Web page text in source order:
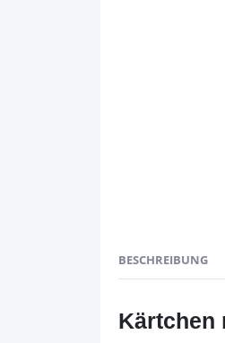
BESCHREIBUNG
Kärtchen